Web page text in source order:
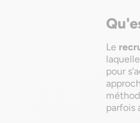
Le
pour
parfois